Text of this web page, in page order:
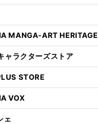
MANGA-ART HERITAGE
ャラクターズストア
STORE
VOX
ェ